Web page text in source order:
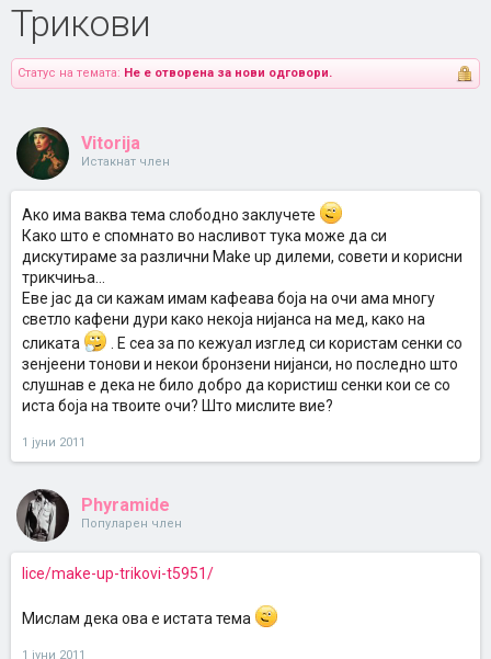
Трикови
Статус на темата: Не е отворена за нови одговори.
Vitorija
Истакнат член
Ако има ваква тема слободно заклучете
Како што е спомнато во насливот тука може да си
дискутираме за различни Make up дилеми, совети и корисни
трикчиња...
Еве јас да си кажам имам кафеава боја на очи ама многу
светло кафени дури како некоја нијанса на мед, како на
сликата
. Е сеа за по кежуал изглед си користам сенки со
зенјеени тонови и некои бронзени нијанси, но последно што
слушнав е дека не било добро да користиш сенки кои се со
иста боја на твоите очи? Што мислите вие?
1 јуни 2011
Phyramide
Популарен член
lice/make-up-trikovi-t5951/
Мислам дека ова е истата тема
1 јуни 2011